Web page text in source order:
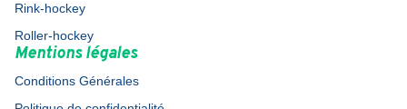
Rink-hockey
Roller-hockey
Mentions légales
Conditions Générales